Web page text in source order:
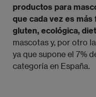
productos para
que cada vez es
gluten, ecológica,
mascotas y, por otro
ya que supone el 7%
categoría en España.